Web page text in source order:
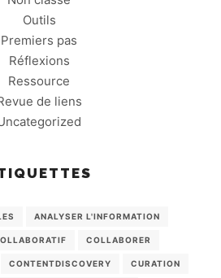
Outils
Premiers pas
Réflexions
Ressource
de liens
ANALYSER L'INFORMATION
COLLABORER
CONTENTDISCOVERY CURATION